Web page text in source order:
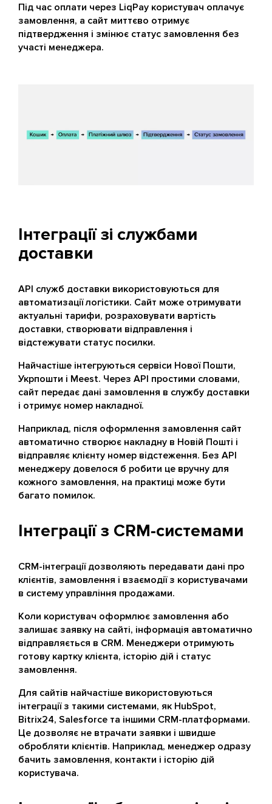
Під час оплати через LiqPay користувач оплачує
замовлення, а сайт миттєво отримує
підтвердження і змінює статус замовлення без
участі менеджера.
Інтеграції зі службами
доставки
API служб доставки використовуються для
автоматизації логістики. Сайт може отримувати
актуальні тарифи, розраховувати вартість
доставки, створювати відправлення і
відстежувати статус посилки.
Найчастіше інтегруються сервіси Нової Пошти,
Укрпошти і Meest. Через API простими словами,
сайт передає дані замовлення в службу доставки
і отримує номер накладної.
Наприклад, після оформлення замовлення сайт
автоматично створює накладну в Новій Пошті і
відправляє клієнту номер відстеження. Без API
менеджеру довелося б робити це вручну для
кожного замовлення, на практиці може бути
багато помилок.
Інтеграції з CRM-системами
CRM-інтеграції дозволяють передавати дані про
клієнтів, замовлення і взаємодії з користувачами
в систему управління продажами.
Коли користувач оформлює замовлення або
залишає заявку на сайті, інформація автоматично
відправляється в CRM. Менеджери отримують
готову картку клієнта, історію дій і статус
замовлення.
Для сайтів найчастіше використовуються
інтеграції з такими системами, як HubSpot,
Bitrix24, Salesforce та іншими CRM-платформами.
Це дозволяє не втрачати заявки і швидше
обробляти клієнтів. Наприклад, менеджер одразу
бачить замовлення, контакти і історію дій
користувача.